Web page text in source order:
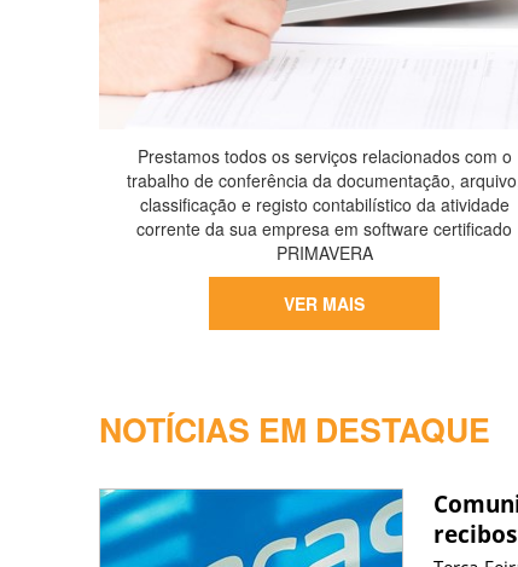
Prestamos todos os serviços relacionados com o
trabalho de conferência da documentação,
classificação e registo contabilístico da atividade
corrente da sua empresa em software certificado
PRIMAVERA
VER MAIS
NOTÍCIAS EM DESTAQUE